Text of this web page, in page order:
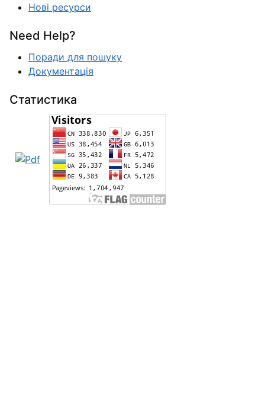
Нові ресурси
Need Help?
Поради для пошуку
Документація
Статистика